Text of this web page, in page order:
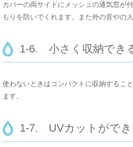
カバーの両サイドにメッシュの通気窓が
もりを防いでくれます。また外の音やの
1-6. 小さく収納でき
使わないときはコンパクトに収納するこ
ます。
1-7. UVカットができ